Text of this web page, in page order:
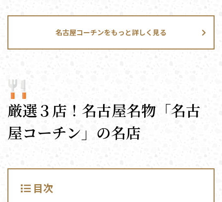
名古屋コーチンをもっと詳しく見る
厳選３店！名古屋名物「名古
屋コーチン」の名店
目次